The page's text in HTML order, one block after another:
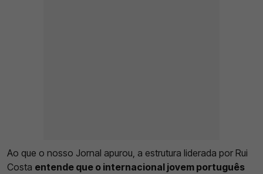
Ao que o nosso Jornal apurou, a estrutura liderada por Rui
Costa entende que o internacional jovem português